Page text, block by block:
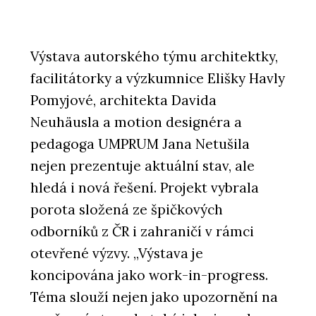
Výstava autorského týmu architektky,
facilitátorky a výzkumnice Elišky Havly
Pomyjové, architekta Davida
Neuhäusla a motion designéra a
pedagoga UMPRUM Jana Netušila
nejen prezentuje aktuální stav, ale
hledá i nová řešení. Projekt vybrala
porota složená ze špičkových
odborníků z ČR i zahraničí v rámci
otevřené výzvy. „Výstava je
koncipována jako work-in-progress.
Téma slouží nejen jako upozornění na